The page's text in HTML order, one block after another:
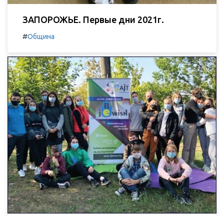
ЗАПОРОЖЬЕ. Первые дни 2021г.
#Община